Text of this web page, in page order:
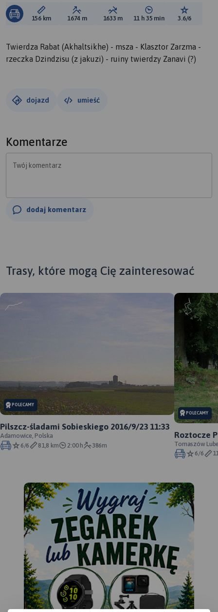
Długość trasy:
156 km Suma przewyższeń:
1674 m Suma spadków:
1633 m Średni czas potrzebny
11 h 35 min Ocena
3.6/6
Twierdza Rabat (Akhaltsikhe) - msza - Klasztor Zarzma -
rzeczka Dzindzisu (z jakuzi) - ruiny twierdzy Zanavi (?)
dojazd umieść
Komentarze
Twój komentarz
dodaj komentarz
Trasy, które mogą Cię zainteresować
POLECAMY
Pilszcz-śladami Sobieskiego 2016/9/23 11:33
Adamowice, Polska
6/6
81,8 km 2:00 h 386m
POLECAMY
Roztocze
cmentarze.
Tomaszów
6/6